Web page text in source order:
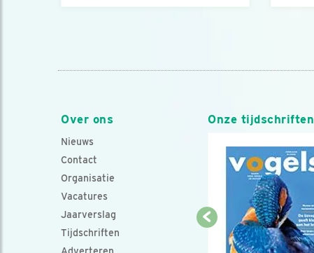
Over ons
Nieuws
Contact
Organisatie
Vacatures
Jaarverslag
Tijdschriften
Onze tijdschriften